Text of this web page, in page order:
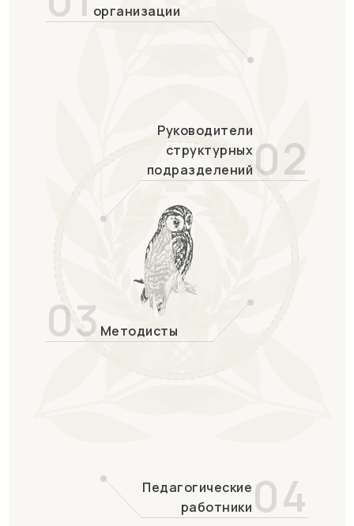
организации
Руководители
структурных
подразделений02
03 Методисты
Педагогические
работники 04